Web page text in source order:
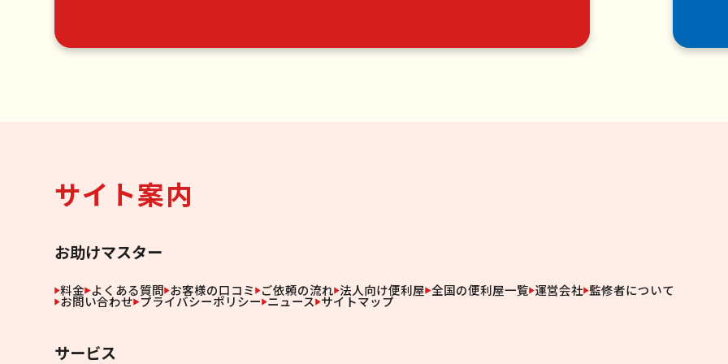
サイト案内
お助けマスター
料金 よくある質問 お客様の口コミ ご依頼の流れ 法人向け便利屋 全国の便利屋一覧 運営会社 監修者について
お問い合わせ プライバシーポリシー ニュース サイトマップ
サービス